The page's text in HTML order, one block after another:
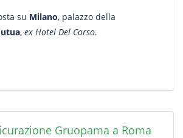
su Milano, palazzo della
, ex Hotel Del Corso.
Gruopama a Roma